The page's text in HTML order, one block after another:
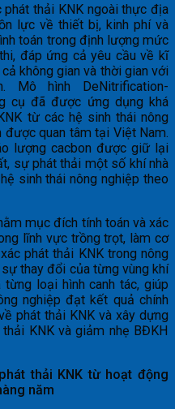
thải KNK ngoài thực địa
lực về thiết bị, kinh phí và
toán trong định lượng mức
đáp ứng cả yêu cầu về kĩ
không gian và thời gian với
hình DeNitrification-
cụ đã được ứng dụng khá
từ các hệ sinh thái nông
quan tâm tại Việt Nam.
lượng cacbon được giữ lại
sự phát thải một số khí nhà
sinh thái nông nghiệp theo
mục đích tính toán và xác
lĩnh vực trồng trọt, làm cơ
phát thải KNK trong nông
thay đổi của từng vùng khí
loại hình canh tác, giúp
nghiệp đạt kết quả chính
phát thải KNK và xây dựng
KNK và giảm nhẹ BĐKH
thải KNK từ hoạt động
năm